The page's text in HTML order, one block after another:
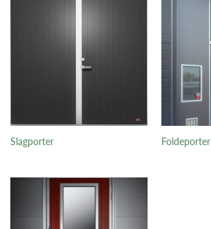
Slagporter Foldeporter